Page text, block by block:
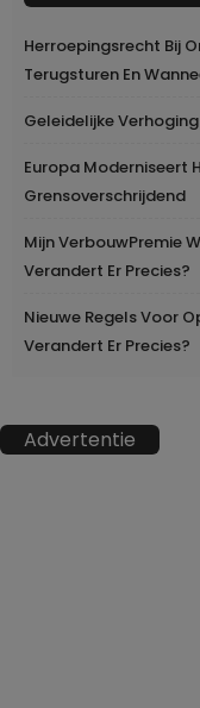
Herroepingsrecht Bij
Terugsturen En
Geleidelijke
Europa Moderniseert
Grensoverschrijdend
Mijn VerbouwPremie
Verandert Er Precies?
Nieuwe Regels Voor
Verandert Er Precies?
Advertentie